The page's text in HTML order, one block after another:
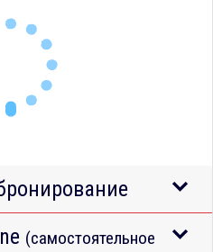
(самостоятельное